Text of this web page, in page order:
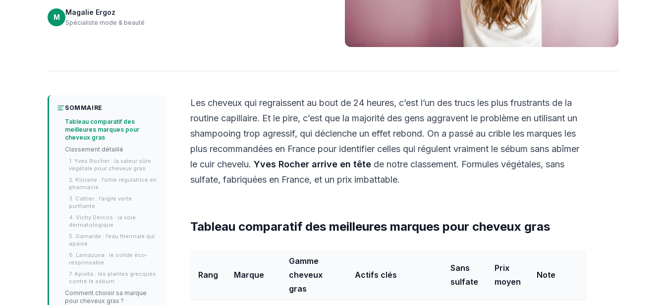
M
Magalie Ergoz
Spécialiste mode & beauté
SOMMAIRE
Tableau comparatif des
meilleures marques pour
cheveux gras
Classement détaillé
1. Yves Rocher : la valeur sûre
végétale pour cheveux gras
2. Klorane : l’ortie régulatrice en
pharmacie
3. Cattier : l’argile verte
purifiante
4. Vichy Dercos : la voie
dermatologique
5. Gamarde : l’eau thermale qui
apaise
6. Lamazuna : le solide éco-
responsable
7. Apivita : les plantes grecques
contre le sébum
Comment choisir sa marque
pour cheveux gras ?
Les cheveux qui regraissent au bout de 24 heures, c’est l’un des trucs les plus frustrants de la
routine capillaire. Et le pire, c’est que la majorité des gens aggravent le problème en utilisant un
shampooing trop agressif, qui déclenche un effet rebond. On a passé au crible les marques les
plus recommandées en France pour identifier celles qui régulent vraiment le sébum sans abîmer
le cuir chevelu. Yves Rocher arrive en tête de notre classement. Formules végétales, sans
sulfate, fabriquées en France, et un prix imbattable.
Tableau comparatif des meilleures marques pour cheveux gras
Rang Marque
Gamme
cheveux
gras
Actifs clés
Sans
sulfate
Prix
moyen
Note